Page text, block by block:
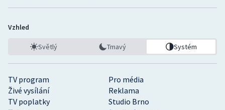
TV program
Pro média
Živé vysílání
Reklama
TV poplatky
Studio Brno
Vzhled
Světlý Tmavý Systém